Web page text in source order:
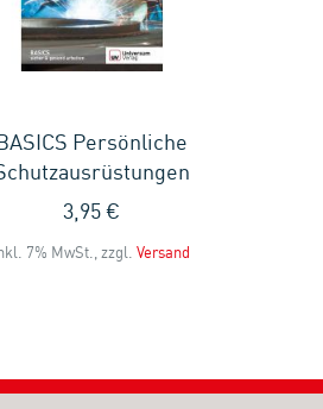
Persönliche
3,95 €
7% MwSt., zzgl. Versand